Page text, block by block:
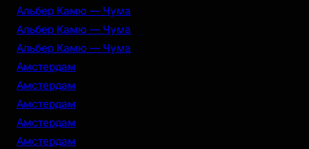
Альбер Камю — Чума
Альбер Камю — Чума
Альбер Камю — Чума
Амстердам
Амстердам
Амстердам
Амстердам
Амстердам